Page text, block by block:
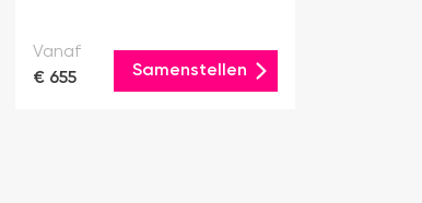
Vanaf
€ 655
Samenstellen